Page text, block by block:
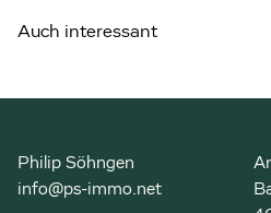
Auch interessant
Philip Söhngen
info@ps-immo.net